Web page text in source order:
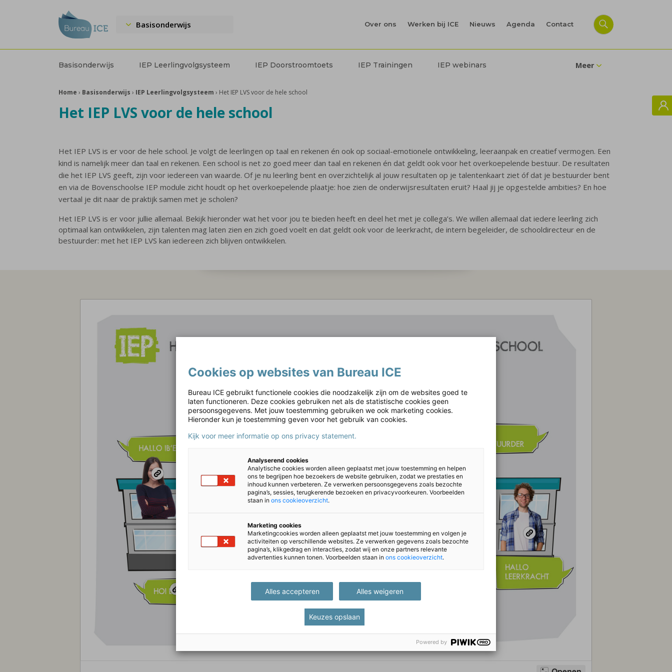
Basisonderwijs Over ons Werken bij ICE Nieuws Agenda Contact
Basisonderwijs IEP Leerlingvolgsysteem IEP Doorstroomtoets IEP Trainingen IEP webinars Meer
Home › Basisonderwijs › IEP Leerlingvolgsysteem › Het IEP LVS voor de hele school
Het IEP LVS voor de hele school
Het IEP LVS is er voor de hele school. Je volgt de leerlingen op taal en rekenen én ook op sociaal-emotionele ontwikkeling, leeraanpak en creatief vermogen. Een
kind is namelijk meer dan taal en rekenen. Een school is net zo goed meer dan taal en rekenen én dat geldt ook voor het overkoepelende bestuur. De resultaten
die het IEP LVS geeft, zijn voor iedereen van waarde. Of je nu leerling bent en overzichtelijk al jouw resultaten op je talentenkaart ziet óf dat je bestuurder bent
en via de Bovenschoolse IEP module zicht houdt op het overkoepelende plaatje: hoe zien de onderwijsresultaten eruit? Haal jij je opgestelde ambities? En hoe
vertaal je dit naar de praktijk samen met je scholen?
Het IEP LVS is er voor jullie allemaal. Bekijk hieronder wat het voor jou te bieden heeft en deel het met je collega’s. We willen allemaal dat iedere leerling zich
optimaal kan ontwikkelen, zijn talenten mag laten zien en zich goed voelt en dat geldt ook voor de leerkracht, de intern begeleider, de schooldirecteur en de
bestuurder: met het IEP LVS kan iedereen zich blijven ontwikkelen.
Cookies op websites van Bureau ICE
Bureau ICE gebruikt functionele cookies die noodzakelijk zijn om de websites goed te
laten functioneren. Deze cookies gebruiken net als de statistische cookies geen
persoonsgegevens. Met jouw toestemming gebruiken we ook marketing cookies.
Hieronder kun je toestemming geven voor het gebruik van cookies.
Kijk voor meer informatie op ons privacy statement.
Analyserend cookies
Analytische cookies worden alleen geplaatst met jouw toestemming en helpen
ons te begrijpen hoe bezoekers de website gebruiken, zodat we prestaties en
inhoud kunnen verbeteren. Ze verwerken persoonsgegevens zoals bezochte
pagina’s, sessies, terugkerende bezoeken en privacyvoorkeuren. Voorbeelden
staan in ons cookieoverzicht.
Marketing cookies
Marketingcookies worden alleen geplaatst met jouw toestemming en volgen je
activiteiten op verschillende websites. Ze verwerken gegevens zoals bezochte
pagina’s, klikgedrag en interacties, zodat wij en onze partners relevante
advertenties kunnen tonen. Voorbeelden staan in ons cookieoverzicht.
Alles accepteren Alles weigeren
Keuzes opslaan
Powered by